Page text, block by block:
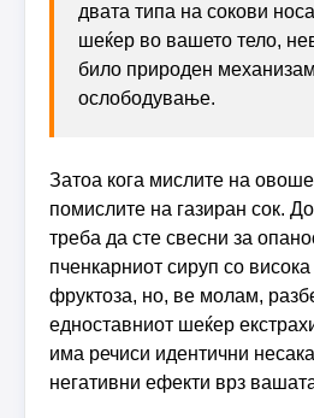
двата типа на сокови
шеќер во вашето тело,
било природен
ослободување.
Затоа кога мислите на
помислите на газиран сок.
треба да сте свесни за
пченкарниот сируп со
фруктоза, но, ве молам,
едноставниот шеќер
има речиси идентични
негативни ефекти врз